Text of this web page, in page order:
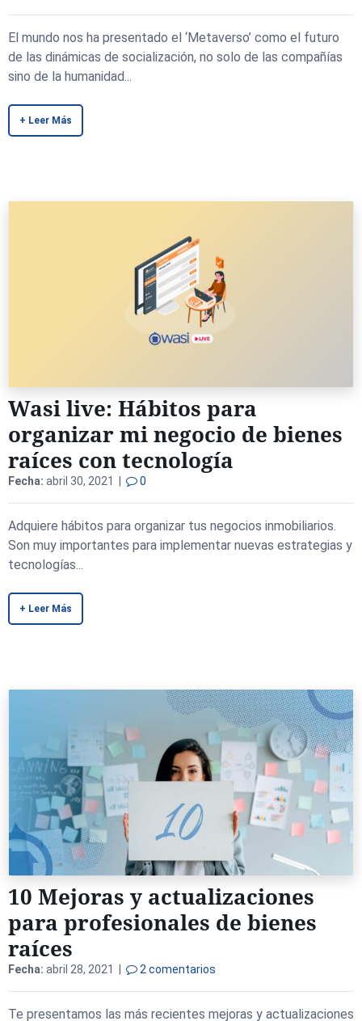
El mundo nos ha presentado el ‘Metaverso’ como el futuro
de las dinámicas de socialización, no solo de las compañías
sino de la humanidad...
+ Leer Más
Wasi live: Hábitos para
organizar mi negocio de bienes
raíces con tecnología
Fecha: abril 30, 2021 | 0
Adquiere hábitos para organizar tus negocios inmobiliarios.
Son muy importantes para implementar nuevas estrategias y
tecnologías...
+ Leer Más
10 Mejoras y actualizaciones
para profesionales de bienes
raíces
Fecha: abril 28, 2021 | 2 comentarios
Te presentamos las más recientes mejoras y actualizaciones